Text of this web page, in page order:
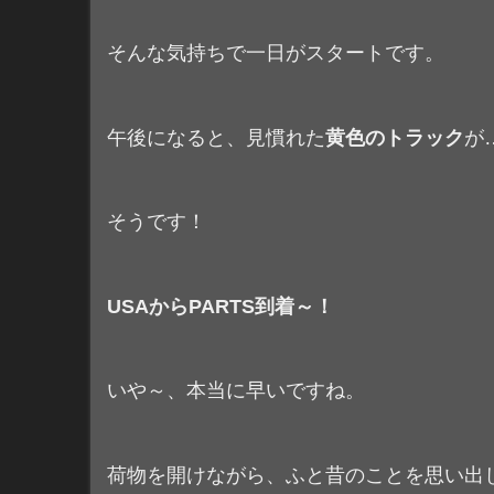
そんな気持ちで一日がスタートです。
午後になると、見慣れた黄色のトラックが
そうです！
USAからPARTS到着～！
いや～、本当に早いですね。
荷物を開けながら、ふと昔のことを思い出